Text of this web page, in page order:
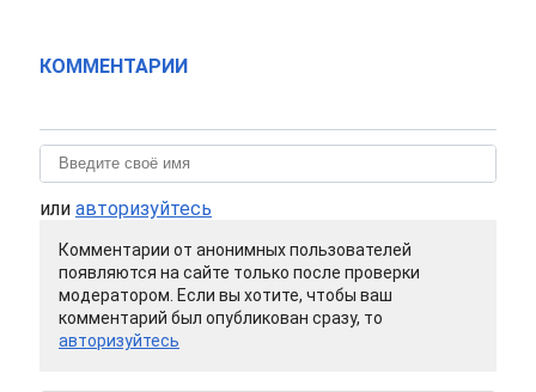
КОММЕНТАРИИ
или авторизуйтесь
Комментарии от анонимных пользователей
появляются на сайте только после проверки
модератором. Если вы хотите, чтобы ваш
комментарий был опубликован сразу, то
авторизуйтесь